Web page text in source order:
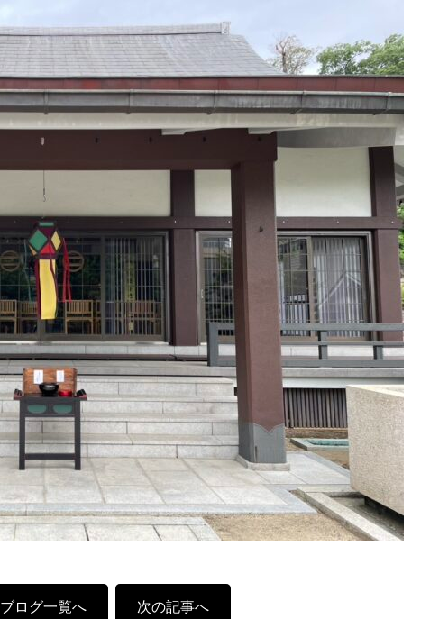
ブログ一覧へ 次の記事へ